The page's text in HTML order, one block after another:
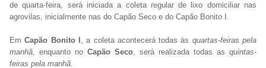
de quarta-feira, será iniciada a coleta regular de lixo domiciliar nas
agrovilas, inicialmente nas do Capão Seco e do Capão Bonito I.
EmCapão Bonito I , a coleta acontecerá todas às quartas-feiras pela
manhã , enquanto no Capão Seco , será realizada todas as quintas-
feiras pela manhã.